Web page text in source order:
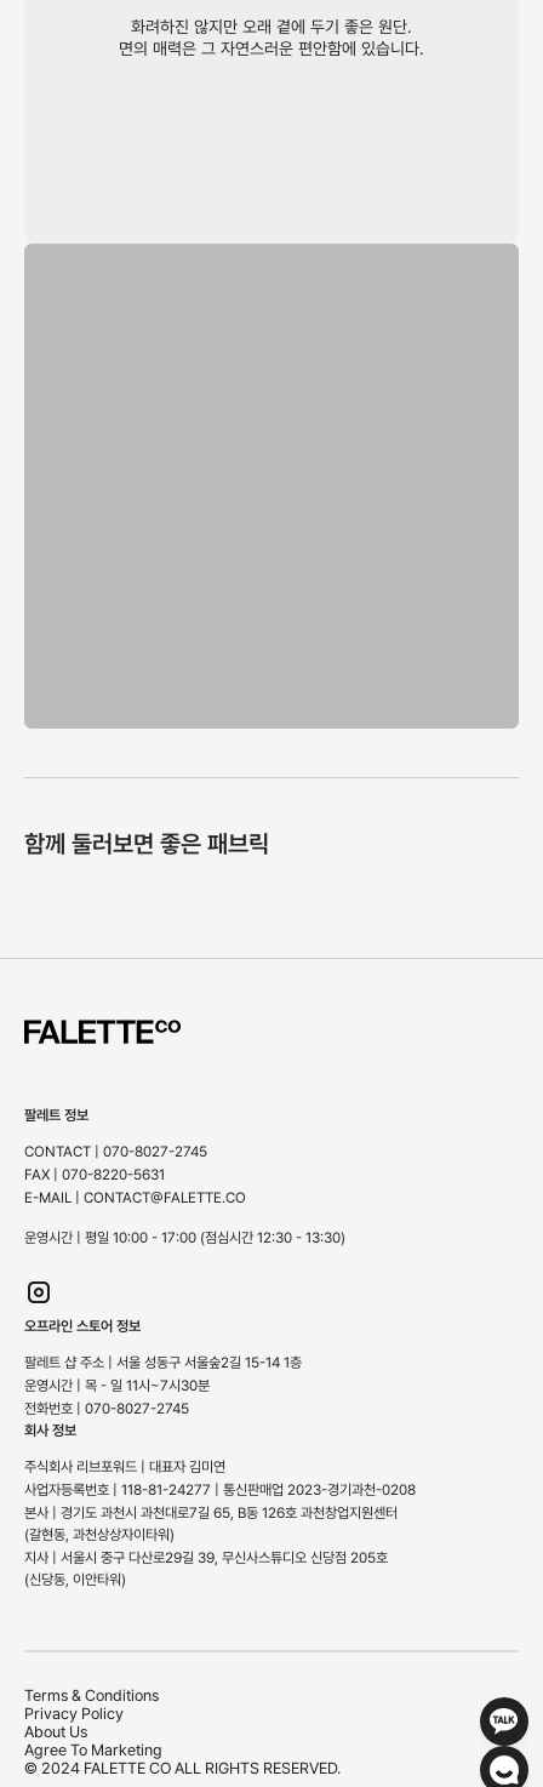
화려하진 않지만 오래 곁에 두기 좋은 원단.
면의 매력은 그 자연스러운 편안함에 있습니다.
함께 둘러보면 좋은 패브릭
팔레트 정보
CONTACT | 070-8027-2745
FAX | 070-8220-5631
E-MAIL | CONTACT@FALETTE.CO
운영시간 | 평일 10:00 - 17:00 (점심시간 12:30 - 13:30)
오프라인 스토어 정보
팔레트 샵 주소 | 서울 성동구 서울숲2길 15-14 1층
운영시간 | 목 - 일 11시~7시30분
전화번호 | 070-8027-2745
회사 정보
주식회사 리브포워드 | 대표자 김미연
사업자등록번호 | 118-81-24277 | 통신판매업 2023-경기과천-0208
본사 | 경기도 과천시 과천대로7길 65, B동 126호 과천창업지원센터
(갈현동, 과천상상자이타워)
지사 | 서울시 중구 다산로29길 39, 무신사스튜디오 신당점 205호
(신당동, 이안타워)
Terms & Conditions
Privacy Policy
About Us
Agree To Marketing
© 2024 FALETTE CO ALL RIGHTS RESERVED.